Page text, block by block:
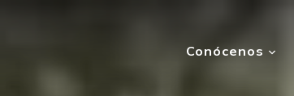
Conócenos